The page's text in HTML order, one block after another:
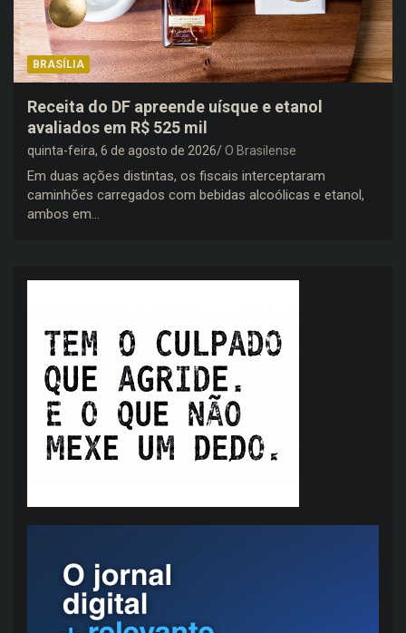
BRASÍLIA
Receita do DF apreende uísque e etanol
avaliados em R$ 525 mil
quinta-feira, 6 de agosto de 2026 O Brasilense
Em duas ações distintas, os fiscais interceptaram
caminhões carregados com bebidas alcoólicas e etanol,
ambos em…